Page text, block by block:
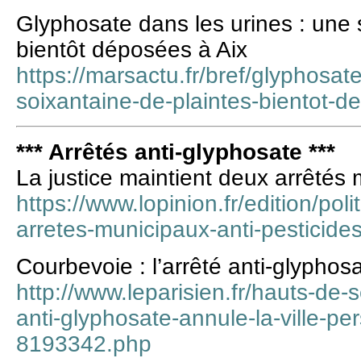
Glyphosate dans les urines :
bientôt déposées à Aix
https://marsactu.fr/bref/
soixantaine-de-plaintes-bientot-
*** Arrêtés anti-glyphosate ***
La justice maintient deux arrêtés
https://www.lopinion.fr/edition/
arretes-municipaux-anti-
Courbevoie : l’arrêté anti-
http://www.leparisien.fr/hauts-de-
anti-glyphosate-annule-la-ville-
8193342.php